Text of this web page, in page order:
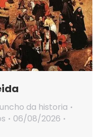
da historia
06/08/2026